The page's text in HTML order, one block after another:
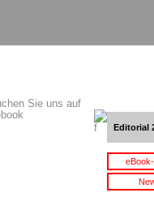
Sie uns auf
Editorial